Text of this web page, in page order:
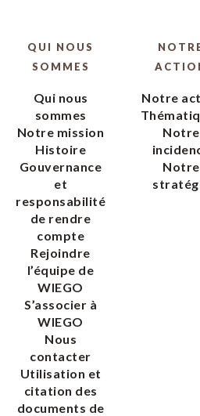
QUI NOUS
SOMMES
Qui nous
sommes
Notre mission
Histoire
Gouvernance
et
responsabilité
de rendre
compte
Rejoindre
l’équipe de
WIEGO
S’associer à
WIEGO
Nous
contacter
Utilisation et
citation des
documents de
Notre
Notre
Notre